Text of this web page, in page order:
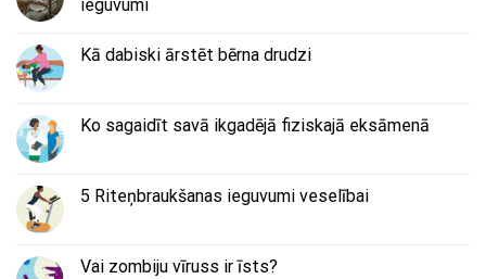
ieguvumi
Kā dabiski ārstēt bērna drudzi
Ko sagaidīt savā ikgadējā fiziskajā eksāmenā
5 Riteņbraukšanas ieguvumi veselībai
Vai zombiju vīruss ir īsts?